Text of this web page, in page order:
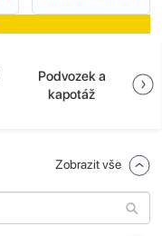
Podvozek a
kapotáž
Zobrazit vše